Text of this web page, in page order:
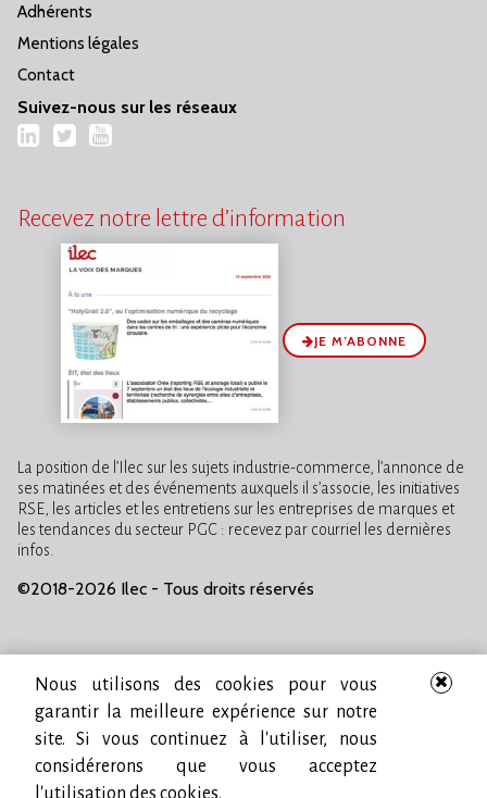
Adhérents
Mentions légales
Contact
Suivez-nous sur les réseaux
LinkedIn
TwitterYouTube
Recevez notre lettre d’information
JE M’ABONNE
La position de l’Ilec sur les sujets industrie-commerce, l’annonce de
ses matinées et des événements auxquels il s’associe, les initiatives
RSE, les articles et les entretiens sur les entreprises de marques et
les tendances du secteur PGC : recevez par courriel les dernières
infos.
©2018-2026 Ilec - Tous droits réservés
Nous utilisons des cookies pour vous
garantir la meilleure expérience sur notre
site. Si vous continuez à l'utiliser, nous
considérerons que vous acceptez
l'utilisation des cookies.